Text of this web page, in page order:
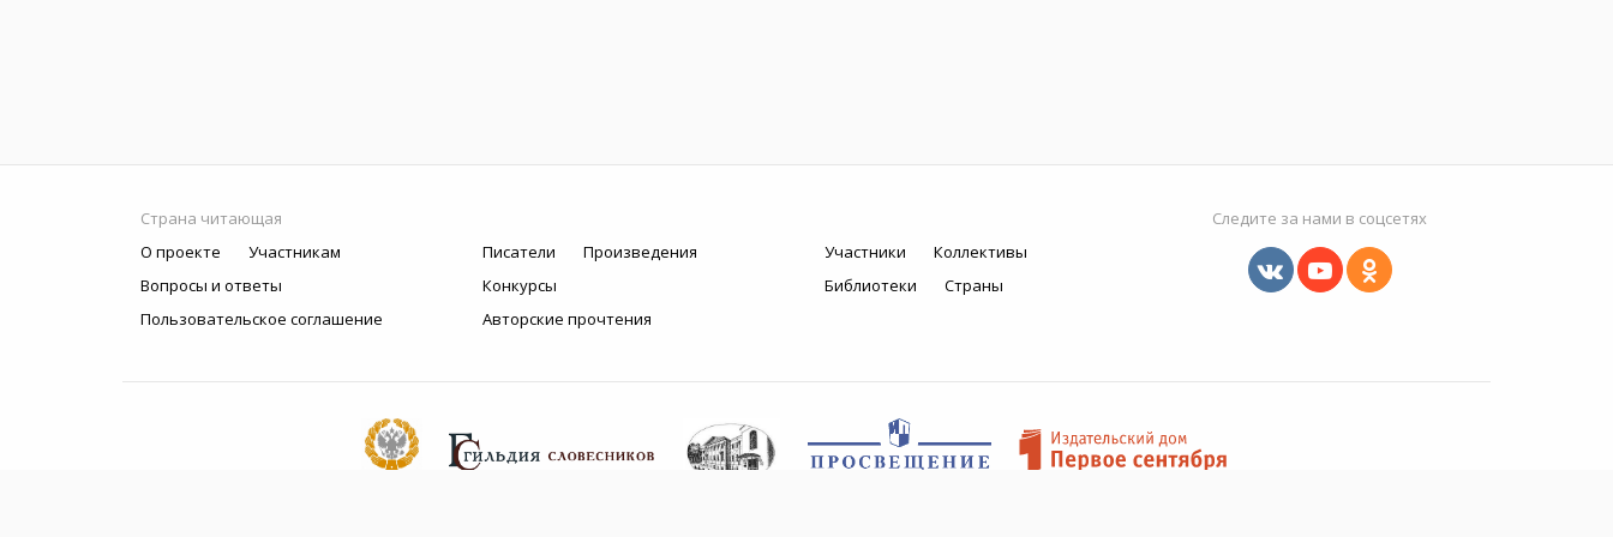
Страна читающая
О проекте
Участникам
Вопросы и ответы
Пользовательское соглашение
Писатели
Произведения
Конкурсы
Авторские прочтения
Участники
Коллективы
Библиотеки
Страны
Следите за нами в соцсетях